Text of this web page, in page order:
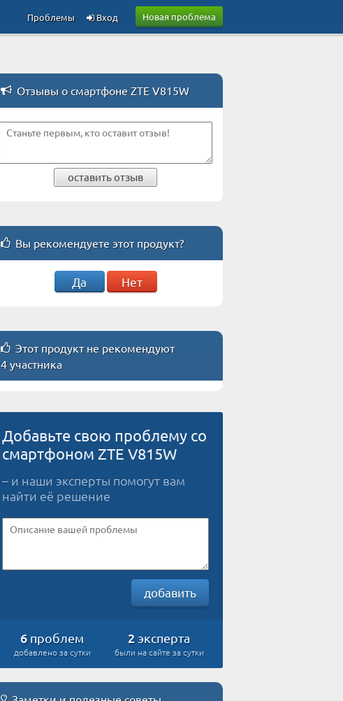
Новая проблема
Вход
Проблемы
Отзывы о смартфоне ZTE V815W
оставить отзыв
Вы рекомендуете этот продукт?
Да Нет
Этот продукт не рекомендуют
4 участника
Добавьте свою проблему со
смартфоном ZTE V815W
– и наши эксперты помогут вам
найти её решение
добавить
6 проблем
добавлено за сутки
2 эксперта
были на сайте за сутки